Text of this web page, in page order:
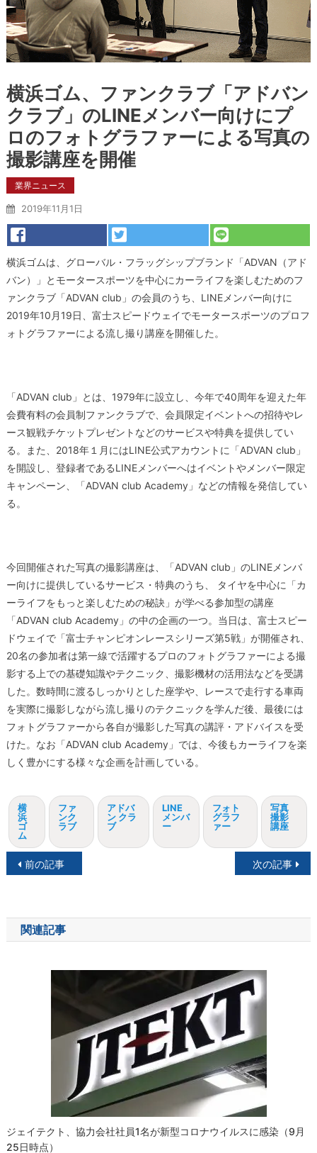
横浜ゴム、ファンクラブ「アドバン
クラブ」のLINEメンバー向けにプ
ロのフォトグラファーによる写真の
撮影講座を開催
業界ニュース
2019年11月1日
横浜ゴムは、グローバル・フラッグシップブランド「ADVAN（アド
バン）」とモータースポーツを中心にカーライフを楽しむためのフ
ァンクラブ「ADVAN club」の会員のうち、LINEメンバー向けに
2019年10月19日、富士スピードウェイでモータースポーツのプロフ
ォトグラファーによる流し撮り講座を開催した。
「ADVAN club」とは、1979年に設立し、今年で40周年を迎えた年
会費有料の会員制ファンクラブで、会員限定イベントへの招待やレ
ース観戦チケットプレゼントなどのサービスや特典を提供してい
る。また、2018年１月にはLINE公式アカウントに「ADVAN club」
を開設し、登録者であるLINEメンバーへはイベントやメンバー限定
キャンペーン、「ADVAN club Academy」などの情報を発信してい
る。
今回開催された写真の撮影講座は、「ADVAN club」のLINEメンバ
ー向けに提供しているサービス・特典のうち、 タイヤを中心に「カ
ーライフをもっと楽しむための秘訣」が学べる参加型の講座
「ADVAN club Academy」の中の企画の一つ。当日は、富士スピー
ドウェイで「富士チャンピオンレースシリーズ第5戦」が開催され、
20名の参加者は第一線で活躍するプロのフォトグラファーによる撮
影する上での基礎知識やテクニック、撮影機材の活用法などを受講
した。数時間に渡るしっかりとした座学や、レースで走行する車両
を実際に撮影しながら流し撮りのテクニックを学んだ後、最後には
フォトグラファーから各自が撮影した写真の講評・アドバイスを受
けた。なお「ADVAN club Academy」では、今後もカーライフを楽
しく豊かにする様々な企画を計画している。
横
浜
ゴ
ム
ファ
ンク
ラブ
アドバ
ン クラ
ブ
LINE
メンバ
ー
フォト
グラフ
ァー
写真
撮影
講座
投
ナ
ビ
前の記事 次の記事
関連記事
ジェイテクト、協力会社社員1名が新型コロナウイルスに感染（9月
25日時点）